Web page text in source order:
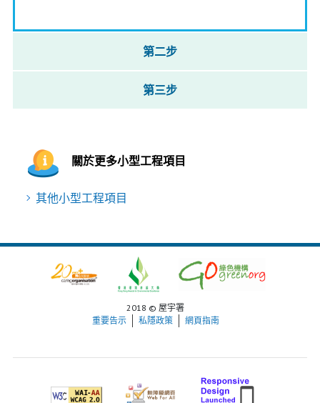
第二步
第三步
關於更多小型工程項目
其他小型工程項目
2018 © 屋宇署
重要告示
私隱政策 網頁指南